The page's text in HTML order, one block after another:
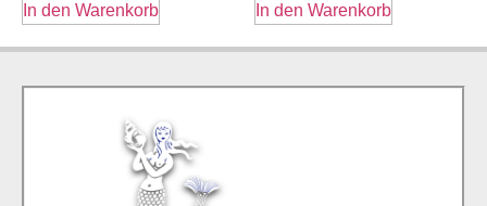
In den Warenkorb In den Warenkorb